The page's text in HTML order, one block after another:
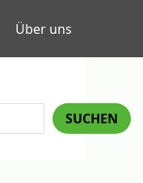
Über uns
SUCHEN